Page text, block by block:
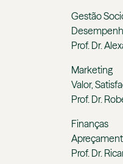
Gestão
Prof. Dr.
Marketing
Valor,
Prof. Dr.
Finanças
Prof. Dr.